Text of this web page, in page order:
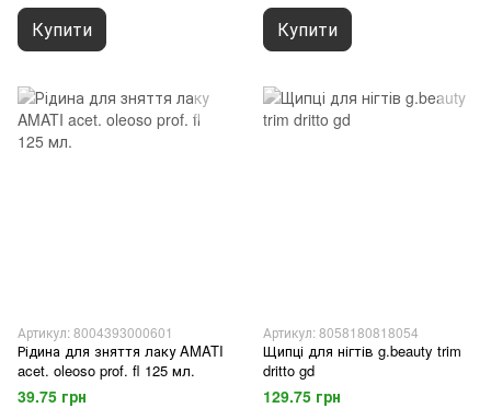
Купити Купити
Артикул: 8004393000601
Рідина для зняття лаку AMATI
acet. oleoso prof. fl 125 мл.
39.75 грн
Артикул: 8058180818054
Щипці для нігтів g.beauty trim
dritto gd
129.75 грн